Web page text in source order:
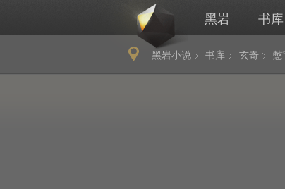
黑岩 书库
黑岩小说 书库 玄奇 憋